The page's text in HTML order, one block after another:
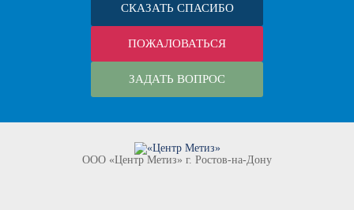
СКАЗАТЬ СПАСИБО
ПОЖАЛОВАТЬСЯ
ЗАДАТЬ ВОПРОС
ООО «Центр Метиз» г. Ростов-на-Дону